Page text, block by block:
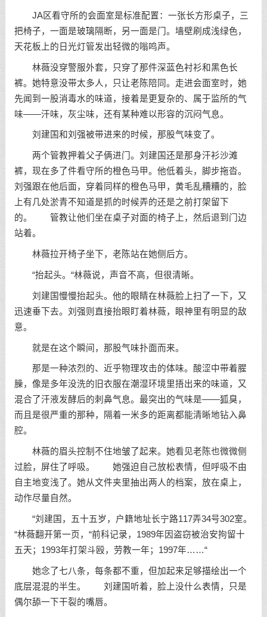
JA区看守所的会面室是标准配置：一张长方形桌子，三
把椅子，一面是玻璃隔断，另一面是门。墙壁刷成浅绿色，
天花板上的日光灯管发出轻微的嗡鸣声。
林薇没穿警服外套，只穿了那件深蓝色衬衫和黑色长
裤。她特意没带太多人，只让老陈陪同。走进会面室时，她
先闻到一股消毒水的味道，接着是更复杂的、属于监所的气
味——汗味，灰尘味，还有某种难以形容的沉闷气息。
刘建国和刘强被带进来的时候，那股气味变了。
两个管教押着父子俩进门。刘建国还是那身汗衫沙滩
裤，现在多了件看守所的橙色马甲。他低着头，脚步拖沓。
刘强跟在他后面，穿着同样的橙色马甲，黄毛乱糟糟的，脸
上有几处淤青不知道是抓的时候弄的还是之前打架留下
的。 管教让他们坐在桌子对面的椅子上，然后退到门边
站着。
林薇拉开椅子坐下，老陈站在她侧后方。
“抬起头。“林薇说，声音不高，但很清晰。
刘建国慢慢抬起头。他的眼睛在林薇脸上扫了一下，又
迅速垂下去。刘强则直接抬眼盯着林薇，眼神里有明显的敌
意。
就是在这个瞬间，那股气味扑面而来。
那是一种浓烈的、近乎物理攻击的体味。酸涩中带着腥
臊，像是多年没洗的旧衣服在潮湿环境里捂出来的味道，又
混合了汗液发酵后的刺鼻气息。最突出的气味是——狐臭，
而且是很严重的那种，隔着一米多的距离都能清晰地钻入鼻
腔。
林薇的眉头控制不住地皱了起来。她看见老陈也微微侧
过脸，屏住了呼吸。 她强迫自己放松表情，但呼吸不由
自主地变浅了。她从文件夹里抽出两人的档案，放在桌上，
动作尽量自然。
“刘建国，五十五岁，户籍地址长宁路117弄34号302室。
“林薇翻开第一页，“前科记录，1989年因盗窃被治安拘留十
五天；1993年打架斗殴，劳教一年；1997年……“
她念了七八条，每条都不重，但加起来足够描绘出一个
底层混混的半生。 刘建国听着，脸上没什么表情，只是
偶尔舔一下干裂的嘴唇。